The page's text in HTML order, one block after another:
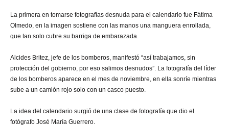
La primera en tomarse fotografías desnuda para el calendario fue Fátima
Olmedo, en la imagen sostiene con las manos una manguera enrollada,
que tan solo cubre su barriga de embarazada.
Alcides Britez, jefe de los bomberos, manifestó “así trabajamos, sin
protección del gobierno, por eso salimos desnudos”. La fotografía del líder
de los bomberos aparece en el mes de noviembre, en ella sonríe mientras
sube a un camión rojo solo con un casco puesto.
La idea del calendario surgió de una clase de fotografía que dio el
fotógrafo José María Guerrero.